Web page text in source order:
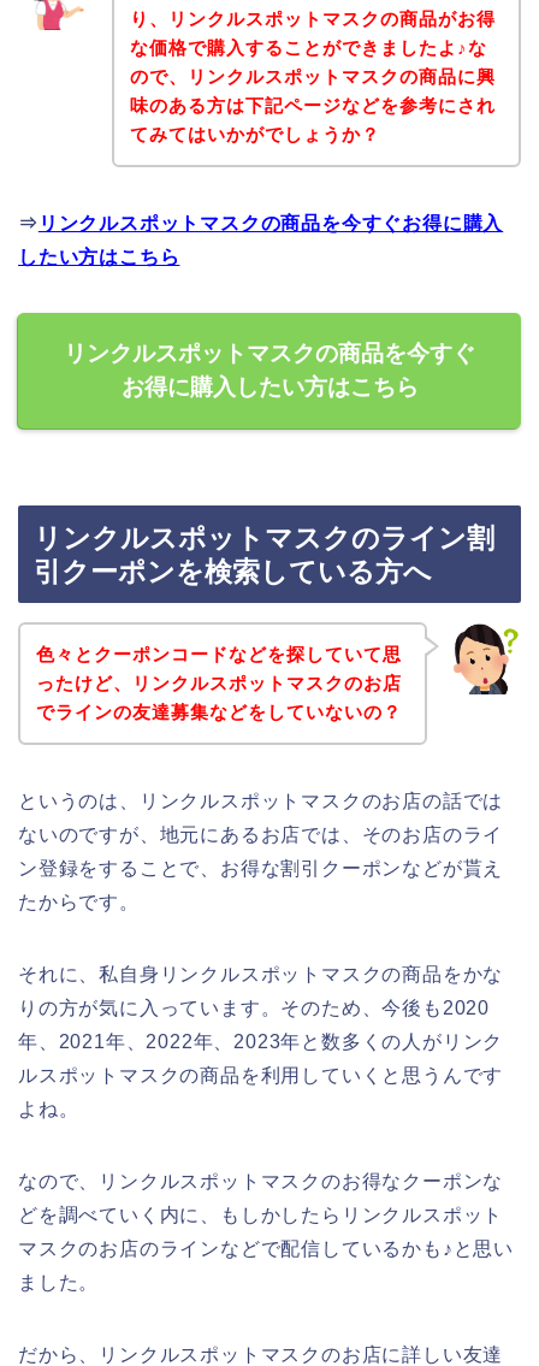
り、リンクルスポットマスクの商品がお得
な価格で購入することができましたよ♪な
ので、リンクルスポットマスクの商品に興
味のある方は下記ページなどを参考にされ
てみてはいかがでしょうか？
⇒ リンクルスポットマスクの商品を今すぐお得に購入
したい方はこちら
リンクルスポットマスクの商品を今すぐ
お得に購入したい方はこちら
リンクルスポットマスクのライン割
引クーポンを検索している方へ
色々とクーポンコードなどを探していて思
ったけど、リンクルスポットマスクのお店
でラインの友達募集などをしていないの？
というのは、リンクルスポットマスクのお店の話では
ないのですが、地元にあるお店では、そのお店のライ
ン登録をすることで、お得な割引クーポンなどが貰え
たからです。
それに、私自身リンクルスポットマスクの商品をかな
りの方が気に入っています。そのため、今後も2020
年、2021年、2022年、2023年と数多くの人がリンク
ルスポットマスクの商品を利用していくと思うんです
よね。
なので、リンクルスポットマスクのお得なクーポンな
どを調べていく内に、もしかしたらリンクルスポット
マスクのお店のラインなどで配信しているかも♪と思い
ました。
だから、リンクルスポットマスクのお店に詳しい友達